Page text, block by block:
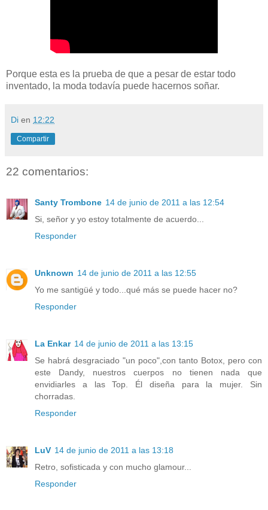
Porque esta es la prueba de que a pesar de estar todo
inventado, la moda todavía puede hacernos soñar.
Di en 12:22
Compartir
22 comentarios:
Santy Trombone 14 de junio de 2011 a las 12:54
Si, señor y yo estoy totalmente de acuerdo...
Responder
Unknown 14 de junio de 2011 a las 12:55
Yo me santigüé y todo...qué más se puede hacer no?
Responder
La Enkar 14 de junio de 2011 a las 13:15
Se habrá desgraciado "un poco",con tanto Botox, pero con
este Dandy, nuestros cuerpos no tienen nada que
envidiarles a las Top. Él diseña para la mujer. Sin
chorradas.
Responder
LuV 14 de junio de 2011 a las 13:18
Retro, sofisticada y con mucho glamour...
Responder